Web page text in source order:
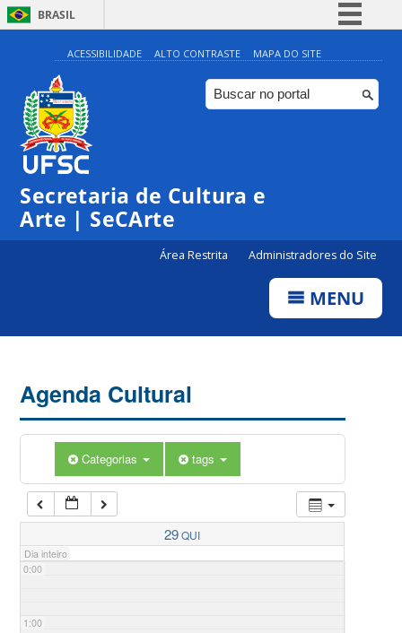
BRASIL
Simplifique!
Comunica BR
Participe
ACESSIBILIDADE ALTO CONTRASTE MAPA DO SITE
Secretaria de Cultura e
Arte | SeCArte
Área Restrita Administradores do Site
MENU
Agenda Cultural
Categorias tags
29QUI
Dia inteiro
0:00
1:00